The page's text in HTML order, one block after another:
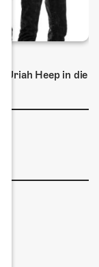
Uriah Heep in die